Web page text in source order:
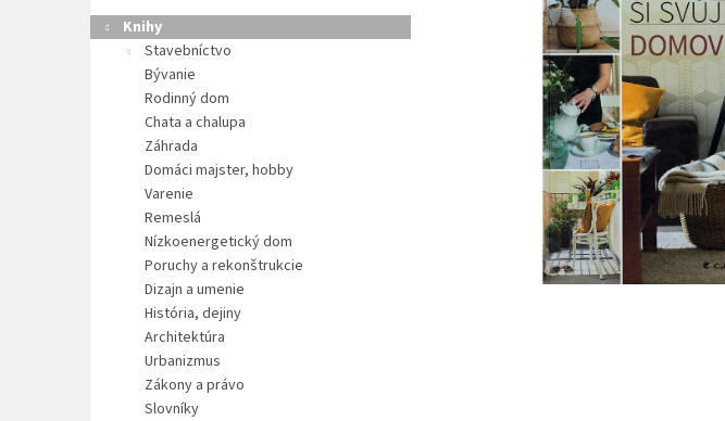
ý
p
Knihy
Stavebníctvo
Bývanie
Rodinný dom
Chata a chalupa
Záhrada
Domáci majster, hobby
Varenie
Remeslá
Nízkoenergetický dom
Poruchy a rekonštrukcie
Dizajn a umenie
História, dejiny
Architektúra
Urbanizmus
Zákony a právo
Slovníky